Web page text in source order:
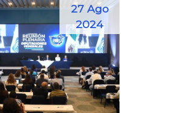
27 Ago
2024